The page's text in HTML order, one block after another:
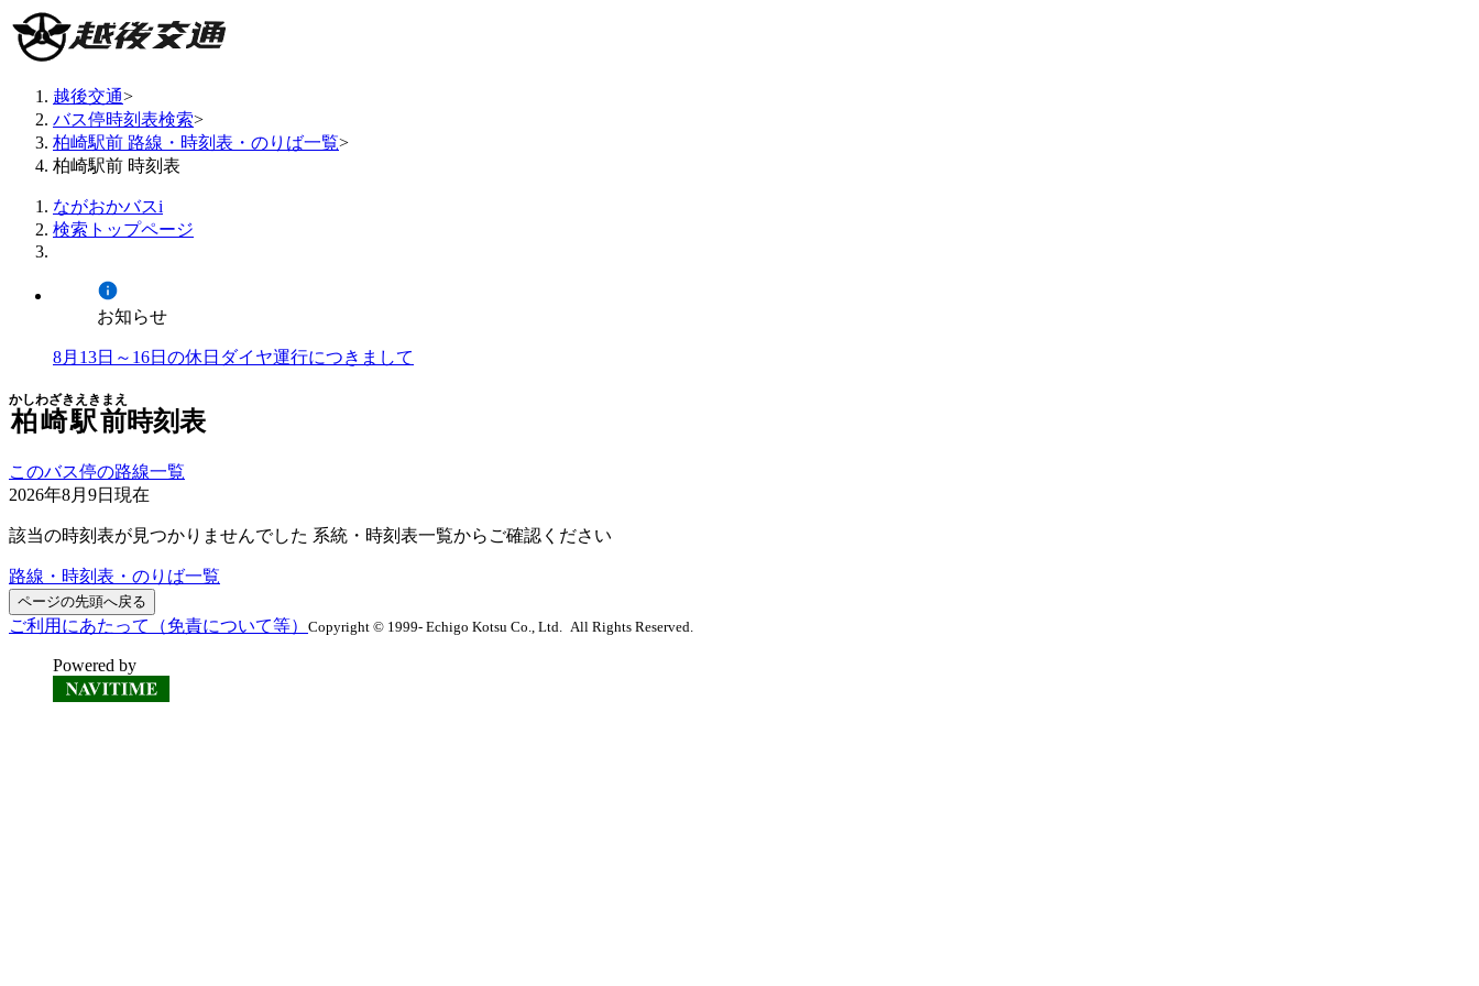
越後交通>
バス停時刻表検索>
柏崎駅前 路線・時刻表・のりば一覧>
柏崎駅前 時刻表
ながおかバスi
検索トップページ
お知らせ
8月13日～16日の休日ダイヤ運行につきまして
柏崎駅前
かしわざきえきまえ
時刻表
このバス停の路線一覧
2026年8月9日 現在
該当の時刻表が見つかりませんでした 系統・時刻表一覧からご確認ください
路線・時刻表・のりば一覧
ページの先頭へ戻る
ご利用にあたって（免責について等） Copyright © 1999- Echigo Kotsu Co., Ltd. All Rights Reserved.
Powered by